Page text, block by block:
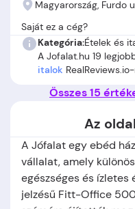
Magyarország, Furdo
Saját ez a cég?
Kategória:Ételek és
A Jofalat.hu 19
italok
Összes 15
Az
A Jófalat egy ebéd
vállalat, amely
egészséges és ízletes
jelzésű Fitt-Office